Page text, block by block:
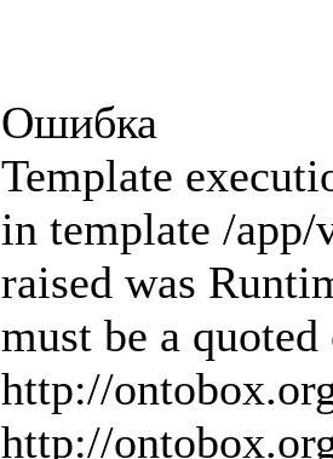
Ошибка
Template
in template /
raised was
must be a
http://